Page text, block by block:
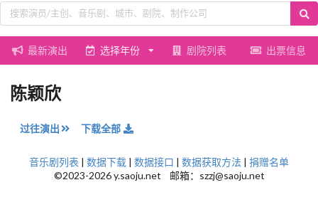
最新演出 选择年份 剧院列表 出票信息
陈颖欣
过往演出 下载全部
音乐剧列表 | 数据下载 | 数据接口 | 数据获取方法 | 捐赠名单
©2023-2026 y.saoju.net 邮箱：szzj@saoju.net